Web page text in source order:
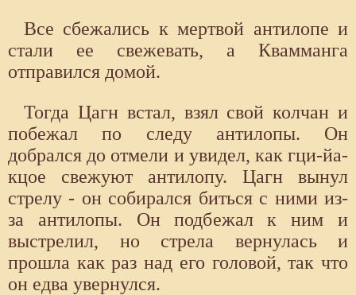
Все сбежались к мертвой антилопе и
стали ее свежевать, а Квамманга
отправился домой.
Тогда Цагн встал, взял свой колчан и
побежал по следу антилопы. Он
добрался до отмели и увидел, как гци-йа-
кцое свежуют антилопу. Цагн вынул
стрелу - он собирался биться с ними из-
за антилопы. Он подбежал к ним и
выстрелил, но стрела вернулась и
прошла как раз над его головой, так что
он едва увернулся.